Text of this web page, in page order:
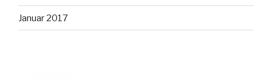
Januar 2017